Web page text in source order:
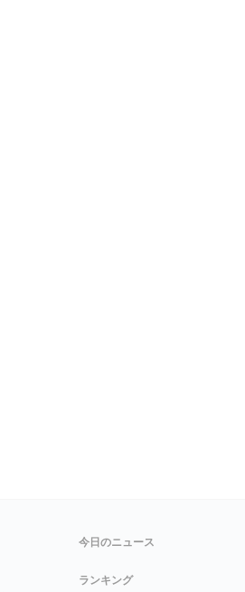
今日のニュース
ランキング